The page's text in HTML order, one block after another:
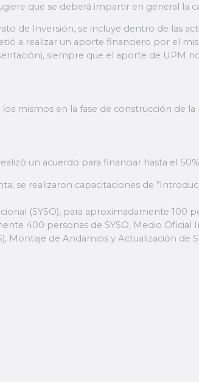
que se deberá impartir en general la
de Inversión, se incluye dentro de las
a realizar un aporte financiero por el
siempre que el aporte de UPM
mismos en la fase de construcción de
un acuerdo para financiar hasta el
se realizaron capacitaciones de
(SYSO), para aproximadamente 100
400 personas de SYSO, Medio Oficial
Montaje de Andamios y Actualización de